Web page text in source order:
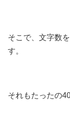
そこで、文字数
す。
それもたったの